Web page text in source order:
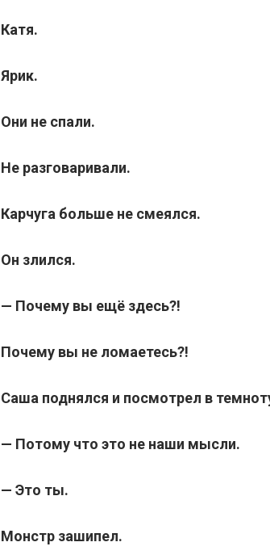
Катя.
Ярик.
Они не спали.
Не разговаривали.
Карчуга больше не смеялся.
Он злился.
— Почему вы ещё здесь?!
Почему вы не ломаетесь?!
Саша поднялся и посмотрел в
— Потому что это не наши мысли.
— Это ты.
Монстр зашипел.